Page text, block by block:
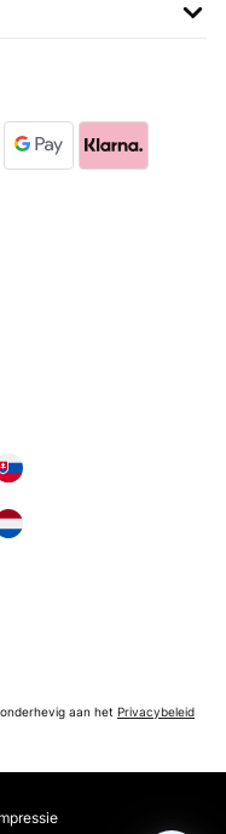
aan het Privacybeleid